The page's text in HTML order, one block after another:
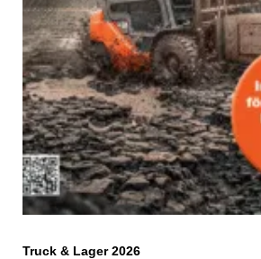
Truck & Lager 2026